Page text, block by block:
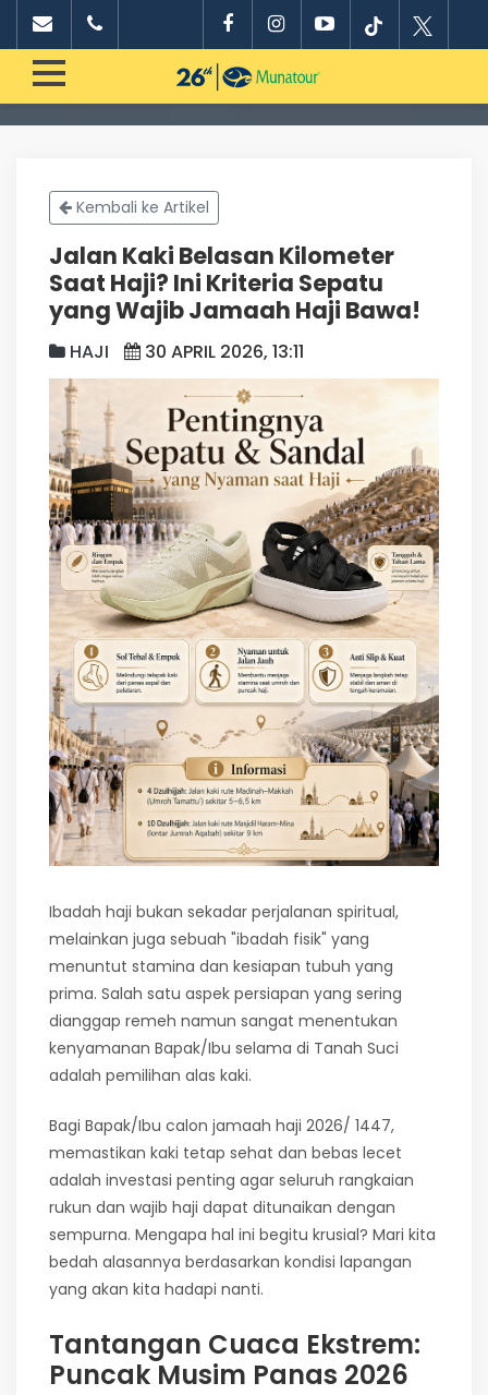
Kembali ke Artikel
Jalan Kaki Belasan Kilometer
Saat Haji? Ini Kriteria Sepatu
yang Wajib Jamaah Haji Bawa!
HAJI 30 APRIL 2026, 13:11
Ibadah haji bukan sekadar perjalanan spiritual,
melainkan juga sebuah "ibadah fisik" yang
menuntut stamina dan kesiapan tubuh yang
prima. Salah satu aspek persiapan yang sering
dianggap remeh namun sangat menentukan
kenyamanan Bapak/Ibu selama di Tanah Suci
adalah pemilihan alas kaki.
Bagi Bapak/Ibu calon jamaah haji 2026/ 1447,
memastikan kaki tetap sehat dan bebas lecet
adalah investasi penting agar seluruh rangkaian
rukun dan wajib haji dapat ditunaikan dengan
sempurna. Mengapa hal ini begitu krusial? Mari kita
bedah alasannya berdasarkan kondisi lapangan
yang akan kita hadapi nanti.
Tantangan Cuaca Ekstrem:
Puncak Musim Panas 2026